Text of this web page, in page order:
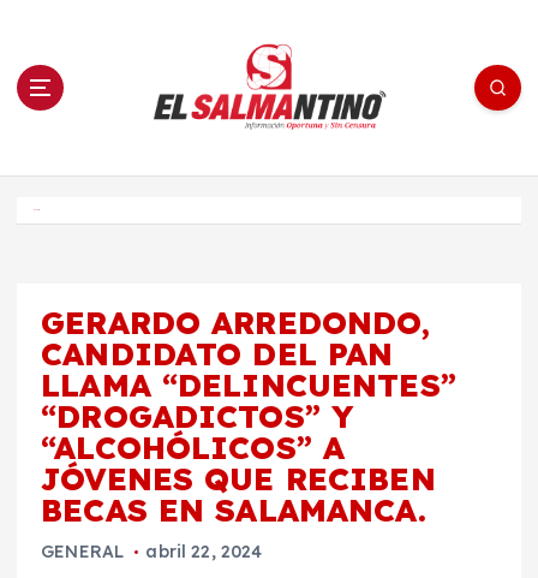
n El Salmantino - medios/noticias/editorial
GERARDO ARREDONDO,
CANDIDATO DEL PAN
LLAMA “DELINCUENTES”
“DROGADICTOS” Y
“ALCOHÓLICOS” A
JÓVENES QUE RECIBEN
BECAS EN SALAMANCA.
GENERAL abril 22, 2024